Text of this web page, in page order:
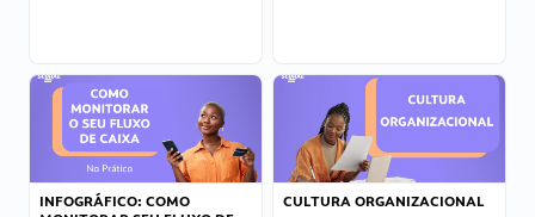
INFOGRÁFICO: COMO
CULTURA ORGANIZACIONAL